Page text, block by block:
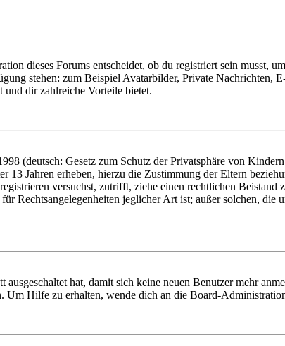
dieses Forums entscheidet, ob du registriert sein musst,
stehen: zum Beispiel Avatarbilder, Private Nachrichten,
dir zahlreiche Vorteile bietet.
(deutsch: Gesetz zum Schutz der Privatsphäre von
Jahren erheben, hierzu die Zustimmung der Eltern
versuchst, zutrifft, ziehe einen rechtlichen
Rechtsangelegenheiten jeglicher Art ist; außer solchen,
hat, damit sich keine neuen Benutzer mehr
Um Hilfe zu erhalten, wende dich an die Board-